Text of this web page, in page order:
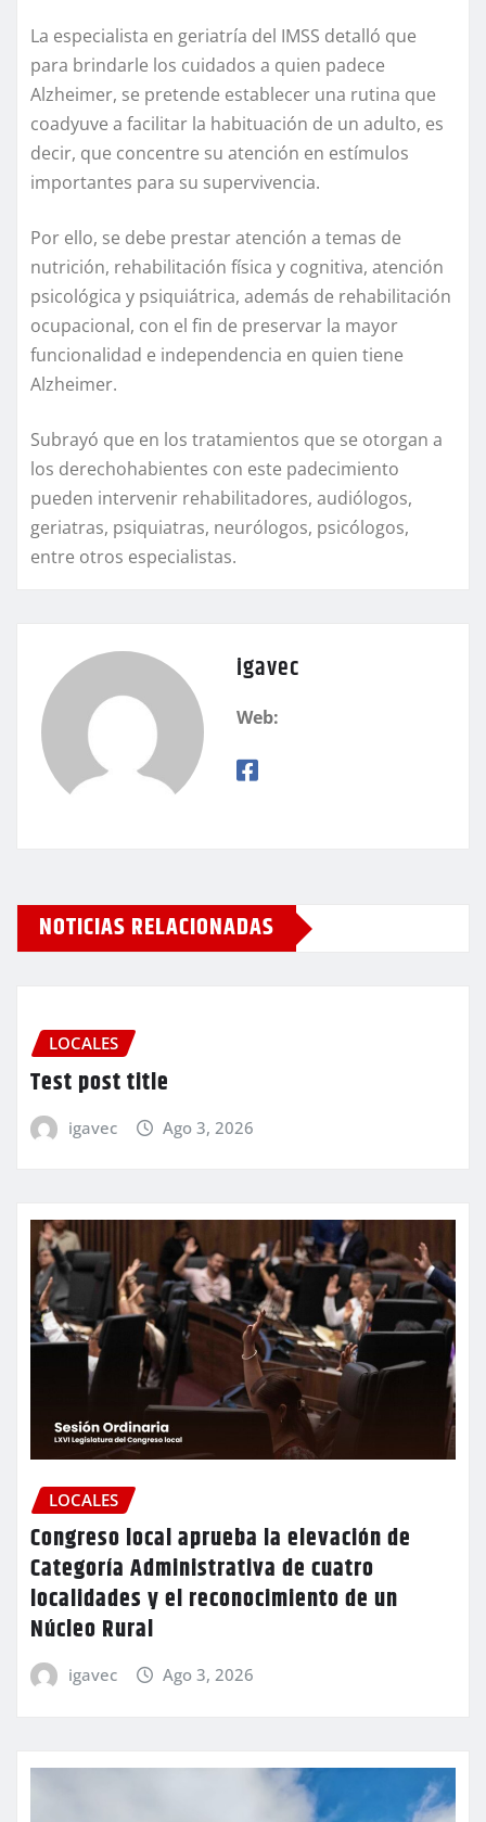
La especialista en geriatría del IMSS detalló que
para brindarle los cuidados a quien padece
Alzheimer, se pretende establecer una rutina que
coadyuve a facilitar la habituación de un adulto, es
decir, que concentre su atención en estímulos
importantes para su supervivencia.
Por ello, se debe prestar atención a temas de
nutrición, rehabilitación física y cognitiva, atención
psicológica y psiquiátrica, además de rehabilitación
ocupacional, con el fin de preservar la mayor
funcionalidad e independencia en quien tiene
Alzheimer.
Subrayó que en los tratamientos que se otorgan a
los derechohabientes con este padecimiento
pueden intervenir rehabilitadores, audiólogos,
geriatras, psiquiatras, neurólogos, psicólogos,
entre otros especialistas.
igavec
Web:
NOTICIAS RELACIONADAS
LOCALES
Test post title
igavec Ago 3, 2026
LOCALES
Congreso local aprueba la elevación de
Categoría Administrativa de cuatro
localidades y el reconocimiento de un
Núcleo Rural
igavec Ago 3, 2026